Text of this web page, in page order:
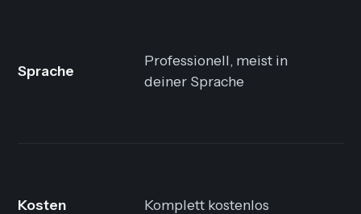
Sprache
Professionell, meist in
deiner Sprache
Kosten Komplett kostenlos